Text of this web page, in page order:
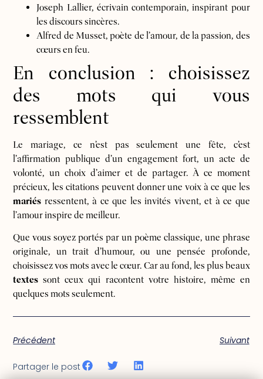
Joseph Lallier, écrivain contemporain, inspirant pour
les discours sincères.
Alfred de Musset, poète de l’amour, de la passion, des
cœurs en feu.
En conclusion : choisissez
des mots qui vous
ressemblent
Le mariage, ce n’est pas seulement une fête, c’est
l’affirmation publique d’un engagement fort, un acte de
volonté, un choix d’aimer et de partager. À ce moment
précieux, les citations peuvent donner une voix à ce que les
mariés ressentent, à ce que les invités vivent, et à ce que
l’amour inspire de meilleur.
Que vous soyez portés par un poème classique, une phrase
originale, un trait d’humour, ou une pensée profonde,
choisissez vos mots avec le cœur. Car au fond, les plus beaux
textes sont ceux qui racontent votre histoire, même en
quelques mots seulement.
Précédent Suivant
Partager le post